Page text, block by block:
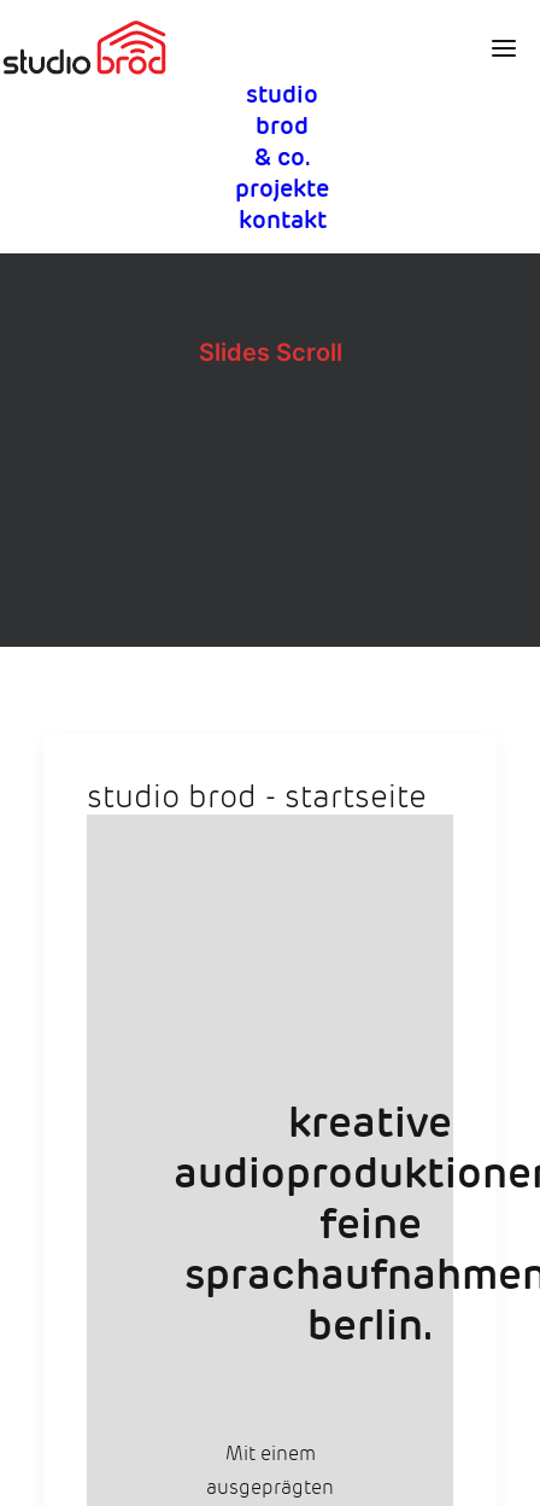
studio
brod
& co.
projekte
kontakt
Slides Scroll
studio brod - startseite
kreative
feine
berlin.
Mit einem
ausgeprägten